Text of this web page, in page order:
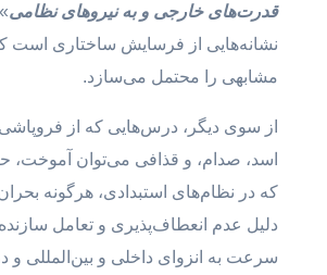
قدرت‌های خارجی و به نیروهای نظامی
نشانه‌هایی از فرسایش ساختاری
مشابهی را محتمل می‌سازد.
از سوی دیگر، درس‌هایی که از فروپاشی
اسد، صدام، و قذافی می‌توان آموخت،
که در نظام‌های استبدادی، هرگونه
دلیل عدم انعطاف‌پذیری و تعامل سازنده
سرعت به انزوای داخلی و بین‌المللی و